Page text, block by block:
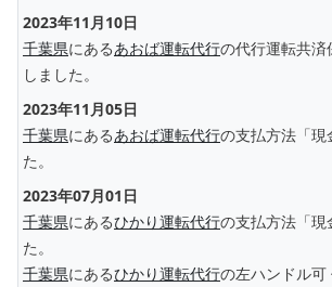
2023年11月10日
千葉県にあるあおば運転代行の代行運転共済
しました。
2023年11月05日
千葉県にあるあおば運転代行の支払方法「現
た。
2023年07月01日
千葉県にあるひかり運転代行の支払方法「現
た。
千葉県にあるひかり運転代行の左ハンドル